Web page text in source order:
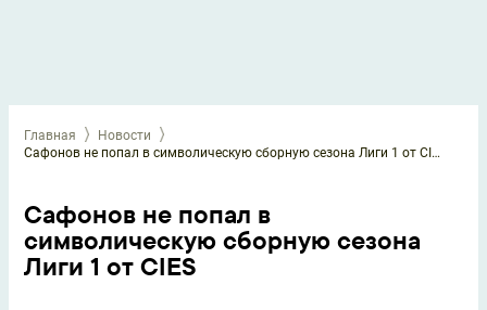
Главная
Новости
Сафонов не попал в символическую сборную сезона Лиги 1 от CIES
Сафонов не попал в
символическую сборную сезона
Лиги 1 от CIES